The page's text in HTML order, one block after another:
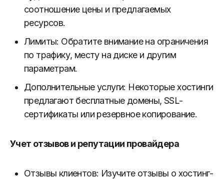
соотношение цены и предлагаемых
ресурсов.
Лимиты: Обратите внимание на ограничения
по трафику, месту на диске и другим
параметрам.
Дополнительные услуги: Некоторые хостинги
предлагают бесплатные домены, SSL-
сертификаты или резервное копирование.
Учет отзывов и репутации провайдера
Отзывы клиентов: Изучите отзывы о хостинг-